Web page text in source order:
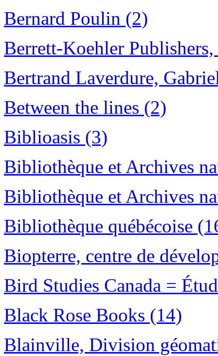
Bernard Poulin (2)
Berrett-Koehler
Bertrand Laverdure,
Between the lines (2)
Biblioasis (3)
Bibliothèque et Archives
Bibliothèque et Archives
Bibliothèque québécoise
Biopterre, centre de
Bird Studies Canada =
Black Rose Books (14)
Blainville, Division